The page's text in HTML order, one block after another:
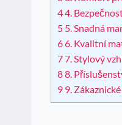
44.
5 5. Snadná
66. Kvalitní
77. Stylový
88.
9 9.